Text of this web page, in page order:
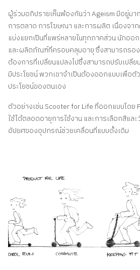
ผู้ร่วมอภิปรายเห็นพ้องกันว่า Ageism มีอยู่ม
การตลาด การโฆษณา และการผลิต เนื่องจา
แบ่งแยกเป็นที่แพร่หลายในทุกภาคส่วน นักออ
และผลิตภัณฑ์ที่ครอบคลุมอายุ ซึ่งสามารถรอ
ต้องการที่เปลี่ยนแปลงไปซึ่งสามารถปรับเปลี่
มีประโยชน์ พวกเขาจำเป็นต้องออกแบบเพื่อตั
ประโยชน์ของตนเอง
ตัวอย่างเช่น Scooter for Life ที่ออกแบบโดย
ใช้ได้ตลอดอายุการใช้งาน และการเลือกสีแล
อัปยศของอุปกรณ์ช่วยเคลื่อนที่แบบดั้งเดิม